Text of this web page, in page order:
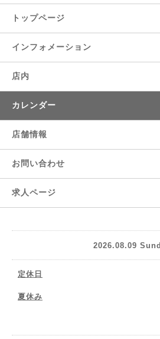
トップページ
インフォメーション
店内
カレンダー
店舗情報
お問い合わせ
求人ページ
2026.08.09
定休日
夏休み